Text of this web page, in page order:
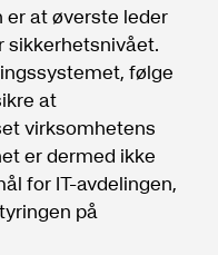
at øverste leder
sikkerhetsnivået.
følge
at
virksomhetens
er dermed ikke
for IT-avdelingen,
på